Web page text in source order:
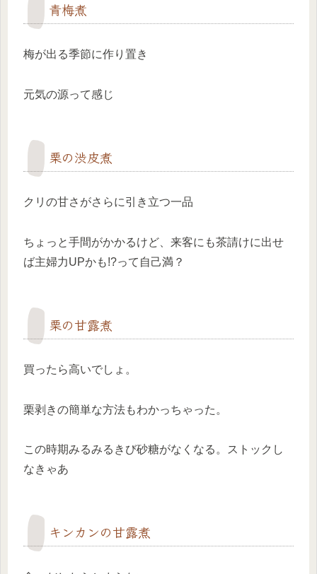
青梅煮
梅が出る季節に作り置き
元気の源って感じ
栗の渋皮煮
クリの甘さがさらに引き立つ一品
ちょっと手間がかかるけど、来客にも茶請けに出せ
ば主婦力UPかも!?って自己満？
栗の甘露煮
買ったら高いでしょ。
栗剥きの簡単な方法もわかっちゃった。
この時期みるみるきび砂糖がなくなる。ストックし
なきゃあ
キンカンの甘露煮